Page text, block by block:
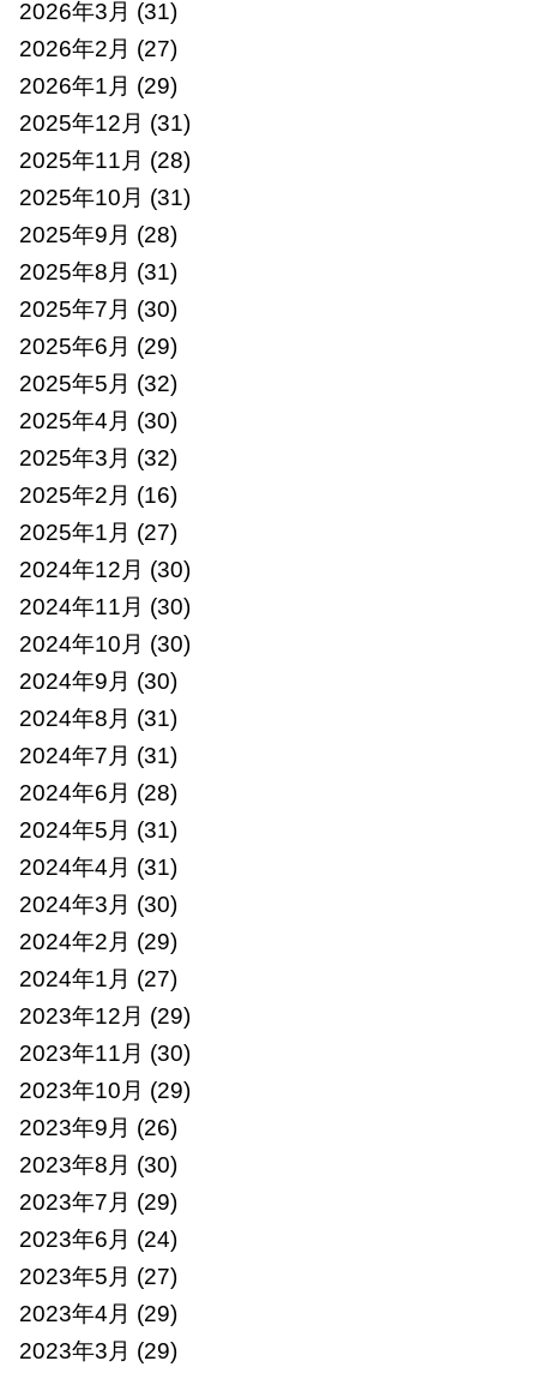
2026年3月 (31)
2026年2月 (27)
2026年1月 (29)
2025年12月 (31)
2025年11月 (28)
2025年10月 (31)
2025年9月 (28)
2025年8月 (31)
2025年7月 (30)
2025年6月 (29)
2025年5月 (32)
2025年4月 (30)
2025年3月 (32)
2025年2月 (16)
2025年1月 (27)
2024年12月 (30)
2024年11月 (30)
2024年10月 (30)
2024年9月 (30)
2024年8月 (31)
2024年7月 (31)
2024年6月 (28)
2024年5月 (31)
2024年4月 (31)
2024年3月 (30)
2024年2月 (29)
2024年1月 (27)
2023年12月 (29)
2023年11月 (30)
2023年10月 (29)
2023年9月 (26)
2023年8月 (30)
2023年7月 (29)
2023年6月 (24)
2023年5月 (27)
2023年4月 (29)
2023年3月 (29)